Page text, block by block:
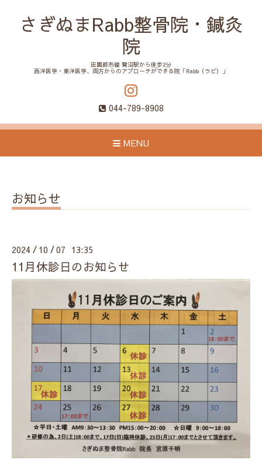
さぎぬまRabb整骨院・鍼灸
院
田園都市線 鷺沼駅から徒歩2分
西洋医学・東洋医学、両方からのアプローチができる院「Rabb（ラビ）」
044-789-8908
MENU
お知らせ
2024 / 10 /07 13:35
11月休診日のお知らせ